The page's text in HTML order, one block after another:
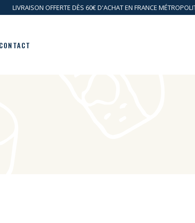
LIVRAISON OFFERTE DÈS 60€ D'ACHAT EN FRANCE
CONTACT